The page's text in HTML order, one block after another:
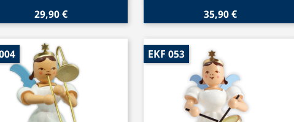
29,90 € 35,90 €
EKF 053